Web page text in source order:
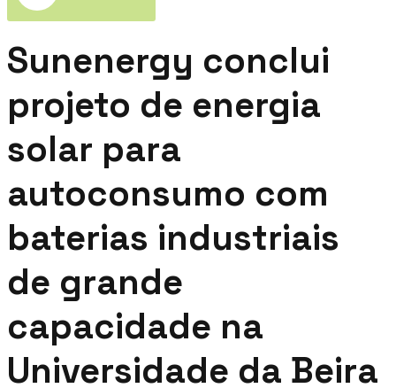
Sunenergy conclui
projeto de energia
solar para
autoconsumo com
baterias industriais
de grande
capacidade na
Universidade da Beira